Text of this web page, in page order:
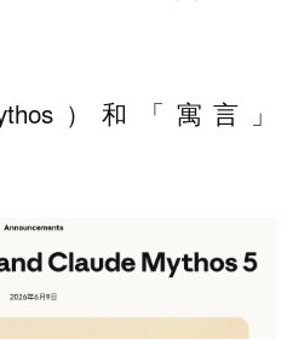
）和「寓言」